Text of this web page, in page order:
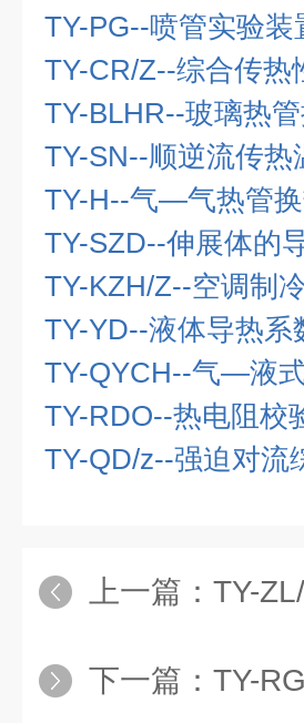
TY-PG--喷管实验装
TY-CR/Z--综合传热
TY-BLHR--玻璃热
TY-SN--顺逆流传热
TY-H--气—气热管
TY-SZD--伸展体的
TY-KZH/Z--空调制
TY-YD--液体导热系
TY-QYCH--气—液
TY-RDO--热电阻校
TY-QD/z--强迫对流
上一篇： TY-ZL/
下一篇： TY-